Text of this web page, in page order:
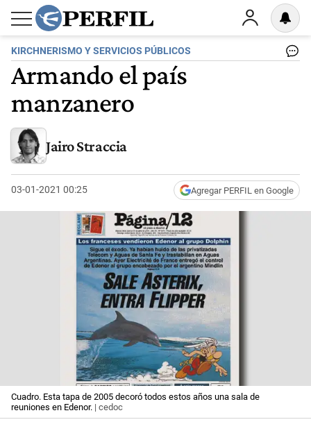
KIRCHNERISMO Y SERVICIOS PÚBLICOS
Armando el país
manzanero
Jairo Straccia
03-01-2021 00:25 Agregar PERFIL en Google
Cuadro. Esta tapa de 2005 decoró todos estos años una sala de
reuniones en Edenor. | cedoc